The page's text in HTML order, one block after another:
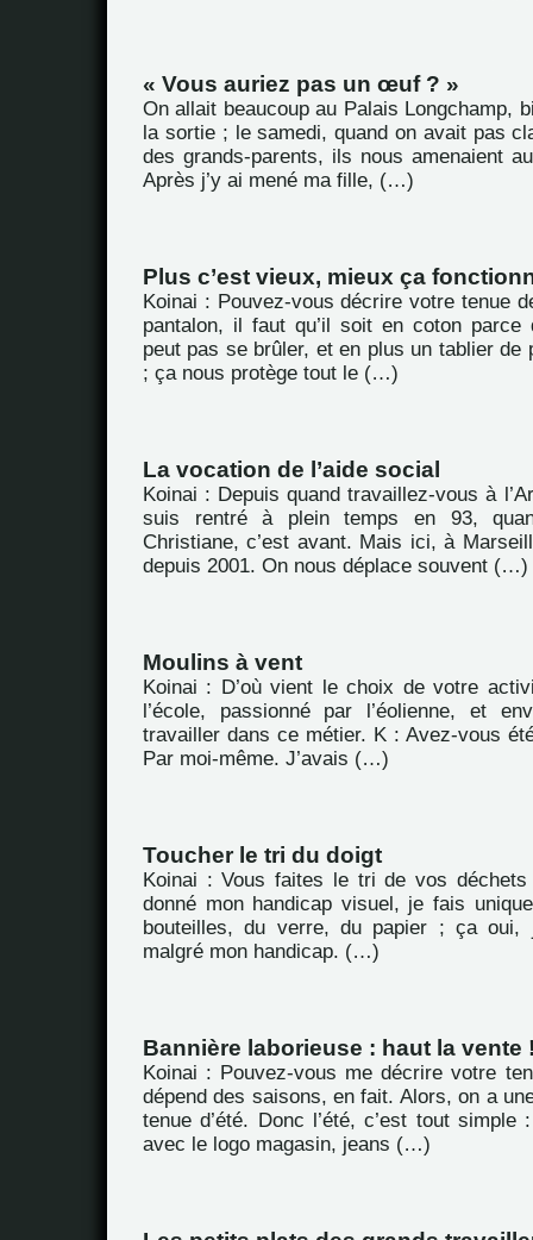
« Vous auriez pas un œuf ? »
On allait beaucoup au Palais Longchamp,
la sortie ; le samedi, quand on avait pas
des grands-parents, ils nous amenaient
Après j’y ai mené ma fille, (…)
Plus c’est vieux, mieux ça
Koinai : Pouvez-vous décrire votre tenue
pantalon, il faut qu’il soit en coton parce
peut pas se brûler, et en plus un tablier de
; ça nous protège tout le (…)
La vocation de l’aide social
Koinai : Depuis quand travaillez-vous à
suis rentré à plein temps en 93,
Christiane, c’est avant. Mais ici, à
depuis 2001. On nous déplace souvent (…)
Moulins à vent
Koinai : D’où vient le choix de votre
l’école, passionné par l’éolienne, et
travailler dans ce métier. K : Avez-vous
Par moi-même. J’avais (…)
Toucher le tri du doigt
Koinai : Vous faites le tri de vos déchets
donné mon handicap visuel, je fais
bouteilles, du verre, du papier ; ça
malgré mon handicap. (…)
Bannière laborieuse : haut la vente
Koinai : Pouvez-vous me décrire votre
dépend des saisons, en fait. Alors, on a
tenue d’été. Donc l’été, c’est tout simple
avec le logo magasin, jeans (…)